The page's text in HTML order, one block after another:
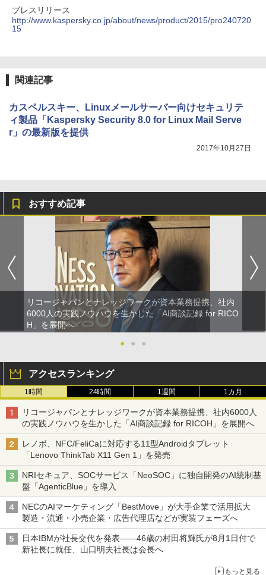
プレスリリース
http://www.kaspersky.co.jp/about/news/product/2015/pro240720
15
関連記事
カスペルスキー、Linuxメールサーバー向けセキュリテ
ィ製品「Kaspersky Security 8.0 for Linux Mail Serve
r」の最新版を提供
2017年10月27日
おすすめ記事
リコージャパンとナレッジワークが資本業務提携、社内
6000人の実践ノウハウを生かした「AI商談記録 for RICO
H」を展開へ
●
● ●
アクセスランキング
1時間 24時間 1週間 1カ月
リコージャパンとナレッジワークが資本業務提携、社内6000人
の実践ノウハウを生かした「AI商談記録 for RICOH」を展開へ
レノボ、NFC/FeliCaに対応する11型Androidタブレット
「Lenovo ThinkTab X11 Gen 1」を発売
NRIセキュア、SOCサービス「NeoSOC」に独自開発のAI統制基
盤「AgenticBlue」を導入
NECのAIマーケティング「BestMove」が大手企業で活用拡大
製造・流通・小売企業・広告代理店などが実装フェーズへ
日本IBMが社長交代を発表――46歳の村田将輝氏が8月1日付で
新社長に就任、山口明夫社長は会長へ
もっと見る